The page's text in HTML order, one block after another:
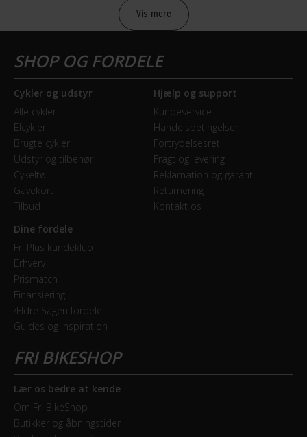
mountainbikes med en geometri, der er optimeret til
kvindens fysiologi. Contessa-serien går på tværs af
er, at cyklerne sikrer maksimal komfort for den
kvindelige rytter uden at gå på kompromis med hverken
performance eller kvalitet.
Lær mere
Sport
BREMSER
Bagbremse
Hydraulisk skivebremse
Forbremse
Hydraulisk skivebremse Shimano BR-M315
GEAR
Bagskifter
Shimano Altus RD-M2000 24 Speed
Forskifter
Geartype
Kassette
Vis mere
Cykler og udstyr
Alle cykler
Elcykler
Brugte cykler
Udstyr og tilbehør
Cykeltøj
Gavekort
Tilbud
Hjælp og support
Kundeservice
Handelsbetingelser
Fortrydelsesret
Fragt og levering
Reklamation og garanti
Returnering
Kontakt os
Dine fordele
Fri Plus kundeklub
Erhverv
Prismatch
Finansiering
Ældre Sagen fordele
Guides og inspiration
Lær os bedre at kende
Om Fri BikeShop
Butikker og åbningstider